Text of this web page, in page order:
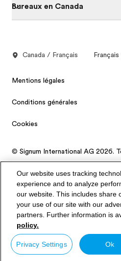
Bureaux en Canada
Canada / Français Français
Mentions légales
Conditions générales
Cookies
© Signum International AG 2026.
Le site est hébergée par AWS,
de contenu (CDN) qui permet de
statique et d'accélérer le site web.
Our website uses tracking
experience and to analyze
our website. This includes share
your use of our site with our
partners. Further information is
policy.
Privacy Settings Ok